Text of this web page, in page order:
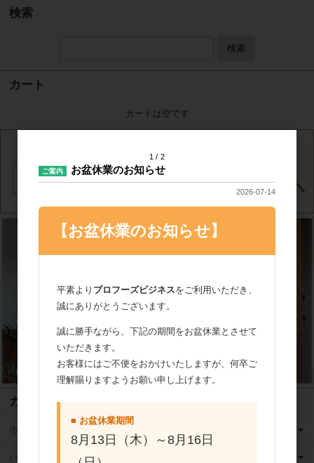
検索
検索
カート
カートは空です
カテゴリ
小麦粉
バター
1 2
ご案内 お盆休業のお知らせ
2026-07-14
【お盆休業のお知らせ】
平素より プロフーズビジネスをご利用いただき、
誠にありがとうございます。
誠に勝手ながら、下記の期間をお盆休業とさせて
いただきます。
お客様にはご不便をおかけいたしますが、何卒ご
理解賜りますようお願い申し上げます。
■ お盆休業期間
8月13日（木）～8月16日